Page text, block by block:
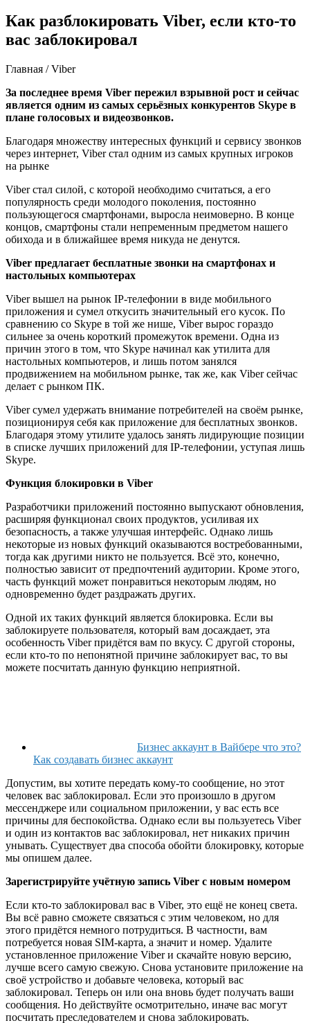
Как разблокировать Viber, если кто-то
вас заблокировал
Главная /Viber
За последнее время Viber пережил взрывной рост и сейчас
является одним из самых серьёзных конкурентов Skype в
плане голосовых и видеозвонков.
Благодаря множеству интересных функций и сервису звонков
через интернет, Viber стал одним из самых крупных игроков
на рынке
Viber стал силой, с которой необходимо считаться, а его
популярность среди молодого поколения, постоянно
пользующегося смартфонами, выросла неимоверно. В конце
концов, смартфоны стали непременным предметом нашего
обихода и в ближайшее время никуда не денутся.
Viber предлагает бесплатные звонки на смартфонах и
настольных компьютерах
Viber вышел на рынок IP-телефонии в виде мобильного
приложения и сумел откусить значительный его кусок. По
сравнению со Skype в той же нише, Viber вырос гораздо
сильнее за очень короткий промежуток времени. Одна из
причин этого в том, что Skype начинал как утилита для
настольных компьютеров, и лишь потом занялся
продвижением на мобильном рынке, так же, как Viber сейчас
делает с рынком ПК.
Viber сумел удержать внимание потребителей на своём рынке,
позиционируя себя как приложение для бесплатных звонков.
Благодаря этому утилите удалось занять лидирующие позиции
в списке лучших приложений для IP-телефонии, уступая лишь
Skype.
Функция блокировки в Viber
Разработчики приложений постоянно выпускают обновления,
расширяя функционал своих продуктов, усиливая их
безопасность, а также улучшая интерфейс. Однако лишь
некоторые из новых функций оказываются востребованными,
тогда как другими никто не пользуется. Всё это, конечно,
полностью зависит от предпочтений аудитории. Кроме этого,
часть функций может понравиться некоторым людям, но
одновременно будет раздражать других.
Одной их таких функций является блокировка. Если вы
заблокируете пользователя, который вам досаждает, эта
особенность Viber придётся вам по вкусу. С другой стороны,
если кто-то по непонятной причине заблокирует вас, то вы
можете посчитать данную функцию неприятной.
Бизнес аккаунт в Вайбере что это?
Как создавать бизнес аккаунт
Допустим, вы хотите передать кому-то сообщение, но этот
человек вас заблокировал. Если это произошло в другом
мессенджере или социальном приложении, у вас есть все
причины для беспокойства. Однако если вы пользуетесь Viber
и один из контактов вас заблокировал, нет никаких причин
унывать. Существует два способа обойти блокировку, которые
мы опишем далее.
Зарегистрируйте учётную запись Viber с новым номером
Если кто-то заблокировал вас в Viber, это ещё не конец света.
Вы всё равно сможете связаться с этим человеком, но для
этого придётся немного потрудиться. В частности, вам
потребуется новая SIM-карта, а значит и номер. Удалите
установленное приложение Viber и скачайте новую версию,
лучше всего самую свежую. Снова установите приложение на
своё устройство и добавьте человека, который вас
заблокировал. Теперь он или она вновь будет получать ваши
сообщения. Но действуйте осмотрительно, иначе вас могут
посчитать преследователем и снова заблокировать.